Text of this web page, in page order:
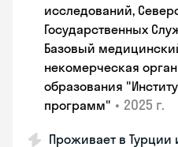
исследований,
Государственных
Базовый
некомерческая
образования
программ" • 2025 г.
Проживает в Турции